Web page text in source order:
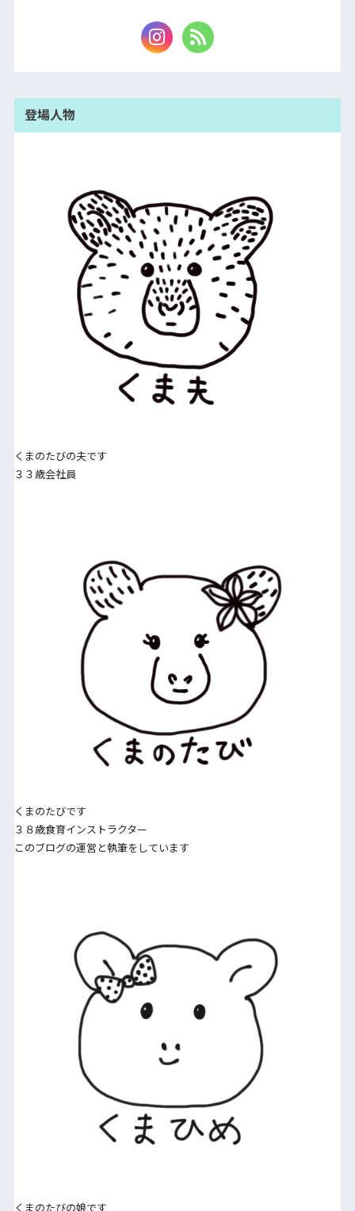
登場人物
くまのたびの夫です
３３歳会社員
くまのたびです
３８歳食育インストラクター
このブログの運営と執筆をしています
くまのたびの娘です